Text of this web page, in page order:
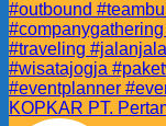
KOPKAR PT.